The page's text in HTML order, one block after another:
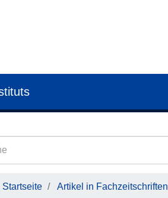
Startseite Artikel in Fachzeitschriften